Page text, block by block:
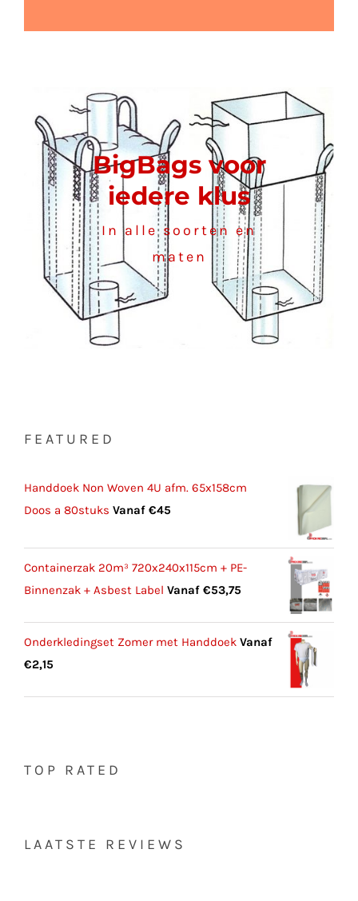
BigBags voor
iedere klus
In alle soorten en
maten
FEATURED
Handdoek Non Woven 4U afm. 65x158cm
Doos a 80stuks Vanaf €45
Containerzak 20m³ 720x240x115cm + PE-
Binnenzak + Asbest Label Vanaf €53,75
Onderkledingset Zomer met Handdoek Vanaf
€2,15
TOP RATED
LAATSTE REVIEWS